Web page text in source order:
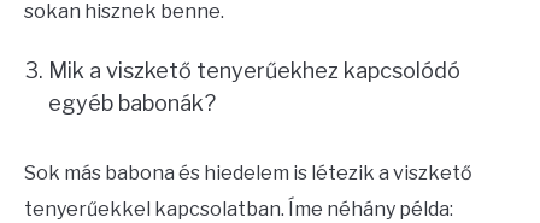
sokan hisznek benne.
Mik a viszkető tenyerűekhez kapcsolódó
egyéb babonák?
Sok más babona és hiedelem is létezik a viszkető
tenyerűekkel kapcsolatban. Íme néhány példa: